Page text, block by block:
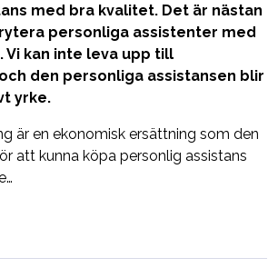
med bra kvalitet. Det är nästan
personliga assistenter med
kan inte leva upp till
den personliga assistansen blir
yrke.
är en ekonomisk ersättning som den
att kunna köpa personlig assistans